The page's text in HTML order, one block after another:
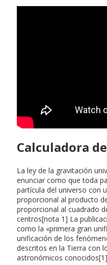
Calculadora
La ley de la gravitación
enunciar como que toda
partícula del universo con
proporcional al producto
proporcional al cuadrado
centros[nota 1] La
como la «primera gran
unificación de los
descritos en la Tierra con
astronómicos